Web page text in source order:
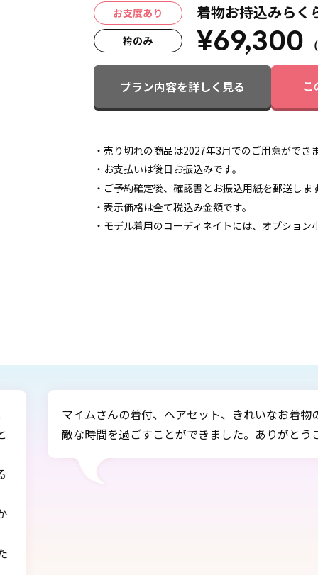
お支度あり
袴のみ
着物お持込みらく
¥69,300
プラン内容を詳しく見る こ
・売り切れの商品は2027年3月でのご用意がで
・お支払いは後日お振込みです。
・ご予約確定後、確認書とお振込用紙を郵送し
・表示価格は全て税込み金額です。
・モデル着用のコーディネイトには、オプショ
きれいなお着物のおかげで、卒業式では素
た。ありがとうございました!!
この
式当